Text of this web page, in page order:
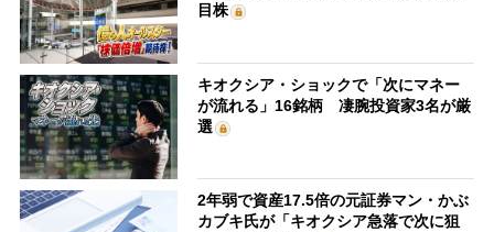
目株
キオクシア・ショックで「次にマネー
が流れる」16銘柄 凄腕投資家3名が厳
選
2年弱で資産17.5倍の元証券マン・かぶ
カブキ氏が「キオクシア急落で次に狙